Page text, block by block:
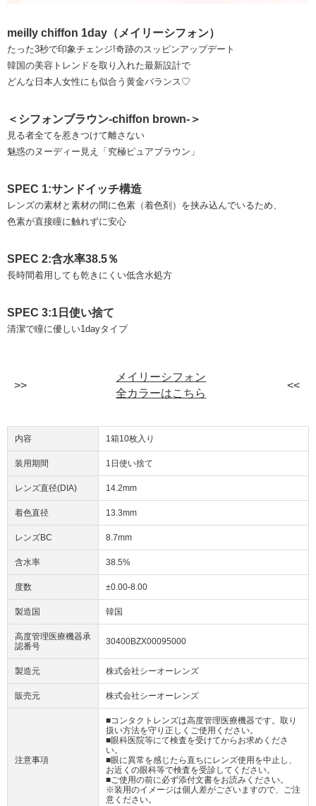
meilly chiffon 1day（メイリーシフォン）
たった3秒で印象チェンジ!奇跡のスッピンアップデート
韓国の美容トレンドを取り入れた最新設計で
どんな日本人女性にも似合う黄金バランス♡
＜シフォンブラウン-chiffon brown-＞
見る者全てを惹きつけて離さない
魅惑のヌーディー見え「究極ピュアブラウン」
SPEC 1:サンドイッチ構造
レンズの素材と素材の間に色素（着色剤）を挟み込んでいるため、
色素が直接瞳に触れずに安心
SPEC 2:含水率38.5％
長時間着用しても乾きにくい低含水処方
SPEC 3:1日使い捨て
清潔で瞳に優しい1dayタイプ
メイリーシフォン
全カラーはこちら
内容 1箱10枚入り
装用期間 1日使い捨て
レンズ直径(DIA) 14.2mm
着色直径 13.3mm
レンズBC 8.7mm
含水率 38.5%
度数 ±0.00-8.00
製造国 韓国
高度管理医療機器承
認番号
30400BZX00095000
製造元 株式会社シーオーレンズ
販売元 株式会社シーオーレンズ
注意事項
■コンタクトレンズは高度管理医療機器です。取り
扱い方法を守り正しくご使用ください。
■眼科医院等にて検査を受けてからお求めくださ
い。
■眼に異常を感じたら直ちにレンズ使用を中止し、
お近くの眼科等で検査を受診してください。
■ご使用の前に必ず添付文書をお読みください。
※装用のイメージは個人差がございますので、ご注
意ください。